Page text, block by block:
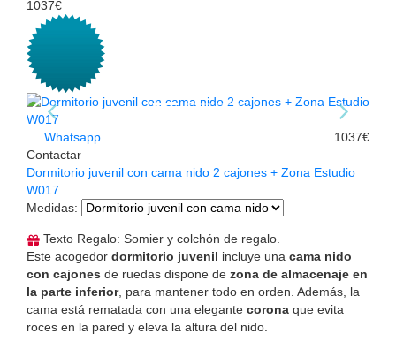
1037€
Whatsapp
Contactar
1037€
Dormitorio juvenil con cama nido 2 cajones + Zona Estudio
W017
Medidas:
Texto Regalo: Somier y colchón de regalo.
Este acogedor dormitorio juvenil incluye una cama nido
con cajones de ruedas dispone de zona de almacenaje en
la parte inferior, para mantener todo en orden. Además, la
cama está rematada con una elegante corona que evita
roces en la pared y eleva la altura del nido.